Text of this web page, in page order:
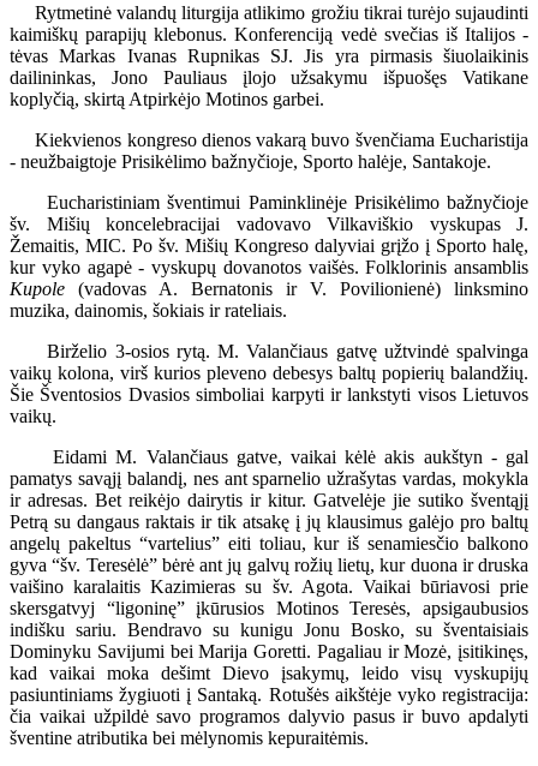
Rytmetinė valandų liturgija atlikimo grožiu tikrai turėjo sujaudinti
kaimiškų parapijų klebonus. Konferenciją vedė svečias iš Italijos -
tėvas Markas Ivanas Rupnikas SJ. Jis yra pirmasis šiuolaikinis
dailininkas, Jono Pauliaus įlojo užsakymu išpuošęs Vatikane
koplyčią, skirtą Atpirkėjo Motinos garbei.
Kiekvienos kongreso dienos vakarą buvo švenčiama Eucharistija
- neužbaigtoje Prisikėlimo bažnyčioje, Sporto halėje, Santakoje.
Eucharistiniam šventimui Paminklinėje Prisikėlimo bažnyčioje
šv. Mišių koncelebracijai vadovavo Vilkaviškio vyskupas J.
Žemaitis, MIC. Po šv. Mišių Kongreso dalyviai grįžo į Sporto halę,
kur vyko agapė - vyskupų dovanotos vaišės. Folklorinis ansamblis
Kupole (vadovas A. Bernatonis ir V. Povilionienė) linksmino
muzika, dainomis, šokiais ir rateliais.
Birželio 3-osios rytą. M. Valančiaus gatvę užtvindė spalvinga
vaikų kolona, virš kurios pleveno debesys baltų popierių balandžių.
Šie Šventosios Dvasios simboliai karpyti ir lankstyti visos Lietuvos
vaikų.
Eidami M. Valančiaus gatve, vaikai kėlė akis aukštyn - gal
pamatys savąjį balandį, nes ant sparnelio užrašytas vardas, mokykla
ir adresas. Bet reikėjo dairytis ir kitur. Gatvelėje jie sutiko šventąjį
Petrą su dangaus raktais ir tik atsakę į jų klausimus galėjo pro baltų
angelų pakeltus “vartelius” eiti toliau, kur iš senamiesčio balkono
gyva “šv. Teresėlė” bėrė ant jų galvų rožių lietų, kur duona ir druska
vaišino karalaitis Kazimieras su šv. Agota. Vaikai būriavosi prie
skersgatvyj “ligoninę” įkūrusios Motinos Teresės, apsigaubusios
indišku sariu. Bendravo su kunigu Jonu Bosko, su šventaisiais
Dominyku Savijumi bei Marija Goretti. Pagaliau ir Mozė, įsitikinęs,
kad vaikai moka dešimt Dievo įsakymų, leido visų vyskupijų
pasiuntiniams žygiuoti į Santaką. Rotušės aikštėje vyko registracija:
čia vaikai užpildė savo programos dalyvio pasus ir buvo apdalyti
šventine atributika bei mėlynomis kepuraitėmis.